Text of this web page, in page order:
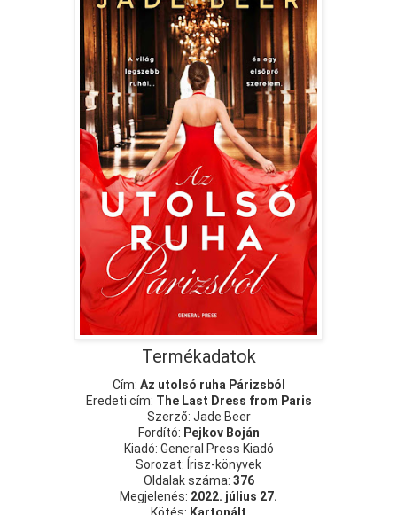
Termékadatok
Cím: Az utolsó ruha Párizsból
Eredeti cím: The Last Dress from Paris
Szerző: Jade Beer
Fordító: Pejkov Boján
Kiadó: General Press Kiadó
Sorozat: Írisz-könyvek
Oldalak száma: 376
Megjelenés: 2022. július 27.